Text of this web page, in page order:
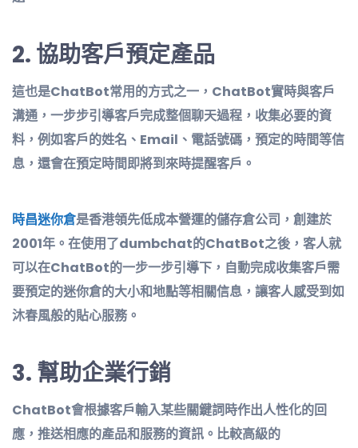
2. 協助客戶預定產品
這也是ChatBot常用的方式之一，ChatBot實時與客戶
溝通，一步步引導客戶完成整個聊天過程，收集必要的資
料，例如客戶的姓名、Email、電話號碼，預定的時間等信
息，還會在預定時間即將到來時提醒客戶。
時昌迷你倉是香港領先低成本營運的儲存倉公司，創建於
2001年。在使用了dumbchat的ChatBot之後，客人就
可以在ChatBot的一步一步引導下，自動完成收集客戶需
要預定的迷你倉的大小和地點等相關信息，讓客人感受到如
沐春風般的貼心服務。
3. 幫助企業行銷
ChatBot會根據客戶輸入某些關鍵詞時作出人性化的回
應，推送相應的產品和服務的資訊。比較高級的